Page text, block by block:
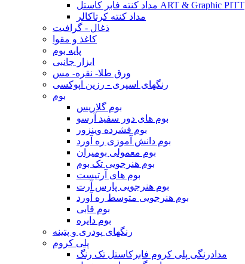
مداد کنته فابر کاستل ART & Graphic PITT
مداد کنته کرتاکالر
ذغال - گرافیت
کاغذ و مقوا
پایه بوم
ابزار جانبی
ورق طلا- نقره- مس
رنگهای اسپری - رزین اپوکسی
بوم
بوم گلاریس
بوم های دور سفید آرسو
بوم فشرده وینزور
بوم دانش آموزی ره آورد
بوم معمولی بومیران
بوم هنرجویی تک بوم
بوم های آرتیست
بوم هنرجویی پارس آرت
بوم هنرجویی متوسط ره آورد
بوم قابی
بوم دایره
رنگهای پودری و پتینه
پلی کروم
مدادرنگی پلی کروم فابرکاستل تک رنگ